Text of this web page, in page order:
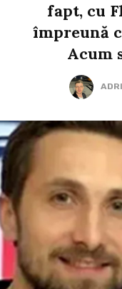
fapt, cu
împreună
Acum